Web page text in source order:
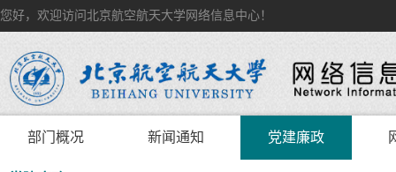
您好，欢迎访问北京航空航天大学网络信息中心！
部门概况 新闻通知 党建廉政